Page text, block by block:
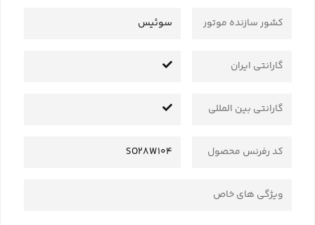
کشور سازنده موتور سوئیس
گارانتی ایران
گارانتی بین المللی
کد رفرنس محصول SO28W104
ویژگی های خاص